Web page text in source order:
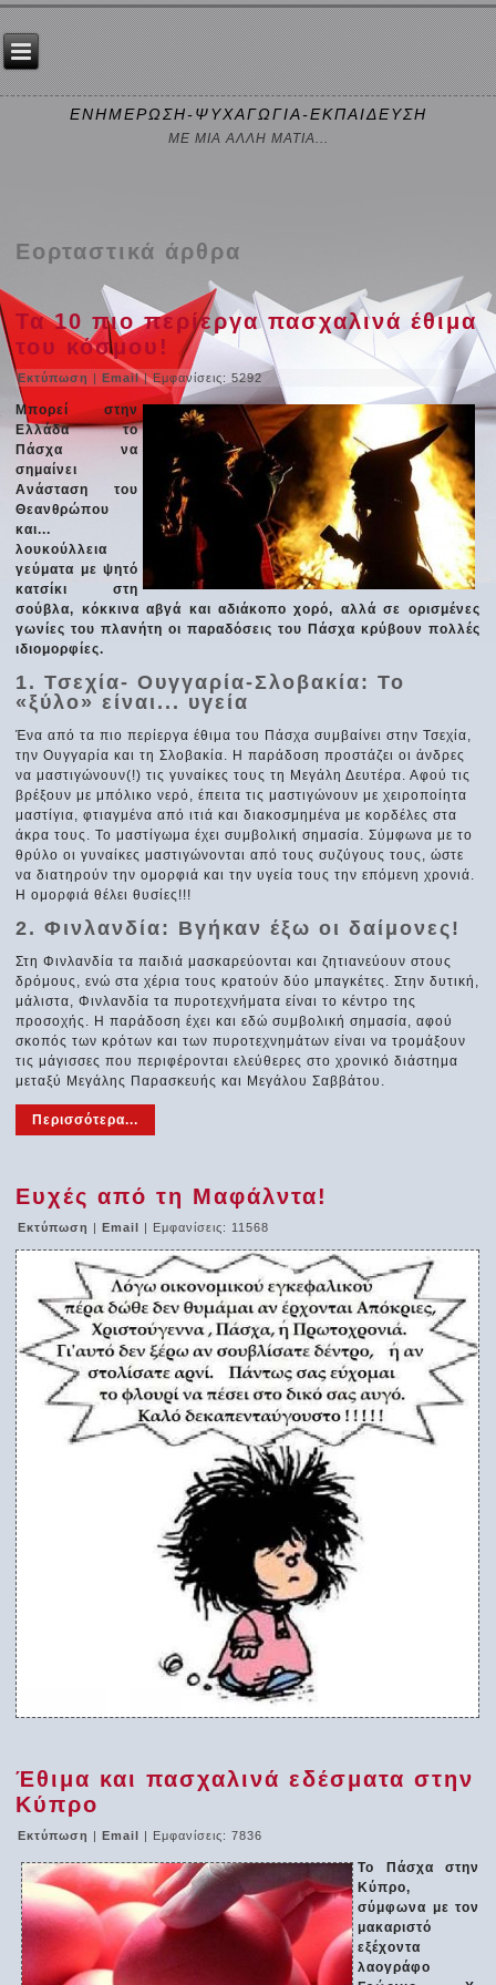
ΕΝΗΜΕΡΩΣΗ-ΨΥΧΑΓΩΓΙΑ-ΕΚΠΑΙΔΕΥΣΗ
ΜΕ ΜΙΑ ΑΛΛΗ ΜΑΤΙΑ...
Εορταστικά άρθρα
Τα 10 πιο περίεργα πασχαλινά έθιμα
του κόσμου!
Εκτύπωση |Email| Εμφανίσεις: 5292
Μπορεί στην
Ελλάδα το
Πάσχα να
σημαίνει
Ανάσταση του
Θεανθρώπου
και...
λουκούλλεια
γεύματα με ψητό
κατσίκι στη
σούβλα, κόκκινα αβγά και αδιάκοπο χορό, αλλά σε ορισμένες
γωνίες του πλανήτη οι παραδόσεις του Πάσχα κρύβουν πολλές
ιδιομορφίες.
1. Τσεχία- Ουγγαρία-Σλοβακία: Το
«ξύλο» είναι... υγεία
Ένα από τα πιο περίεργα έθιμα του Πάσχα συμβαίνει στην Τσεχία,
την Ουγγαρία και τη Σλοβακία. Η παράδοση προστάζει οι άνδρες
να μαστιγώνουν(!) τις γυναίκες τους τη Μεγάλη Δευτέρα. Αφού τις
βρέξουν με μπόλικο νερό, έπειτα τις μαστιγώνουν με χειροποίητα
μαστίγια, φτιαγμένα από ιτιά και διακοσμημένα με κορδέλες στα
άκρα τους. Το μαστίγωμα έχει συμβολική σημασία. Σύμφωνα με το
θρύλο οι γυναίκες μαστιγώνονται από τους συζύγους τους, ώστε
να διατηρούν την ομορφιά και την υγεία τους την επόμενη χρονιά.
Η ομορφιά θέλει θυσίες!!!
2. Φινλανδία: Βγήκαν έξω οι δαίμονες!
Στη Φινλανδία τα παιδιά μασκαρεύονται και ζητιανεύουν στους
δρόμους, ενώ στα χέρια τους κρατούν δύο μπαγκέτες. Στην δυτική,
μάλιστα, Φινλανδία τα πυροτεχνήματα είναι το κέντρο της
προσοχής. Η παράδοση έχει και εδώ συμβολική σημασία, αφού
σκοπός των κρότων και των πυροτεχνημάτων είναι να τρομάξουν
τις μάγισσες που περιφέρονται ελεύθερες στο χρονικό διάστημα
μεταξύ Μεγάλης Παρασκευής και Μεγάλου Σαββάτου.
Περισσότερα...
Ευχές από τη Μαφάλντα!
Εκτύπωση |Email | Εμφανίσεις: 11568
Έθιμα και πασχαλινά εδέσματα στην
Κύπρο
Εκτύπωση |Email | Εμφανίσεις: 7836
Το Πάσχα στην
Κύπρο,
σύμφωνα με τον
μακαριστό
εξέχοντα
λαογράφο